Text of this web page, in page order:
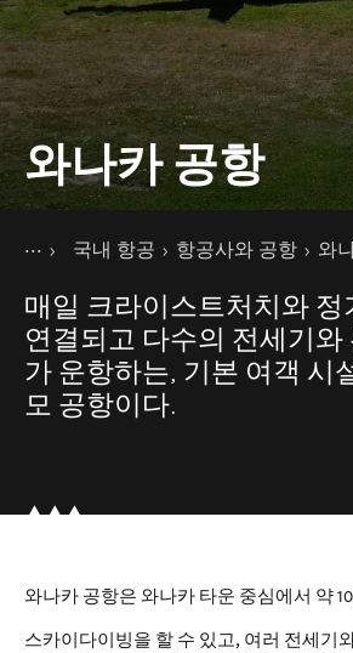
와나카 공항
현재 페이지
홈
국내 항공 항공사와 공항 와
매일 크라이스트처치와
연결되고 다수의 전세기와
가 운항하는, 기본 여객 시
모 공항이다.
와나카 공항은 와나카 타운 중심에서 약
스카이다이빙을 할 수 있고, 여러 전세기